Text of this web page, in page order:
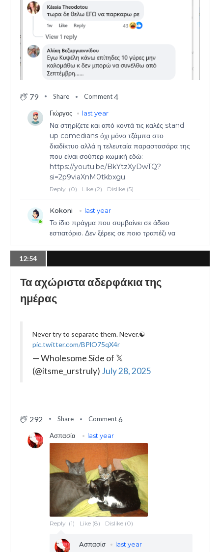
79 Share Comment4
12:54
Τα αχώριστα αδερφάκια της
ημέρας
Never try to separate them. Never.☯️
pic.twitter.com/BPlO75qX4r
— Wholesome Side of 𝕏
(@itsme_urstruly) July 28, 2025
292 Share Comment6